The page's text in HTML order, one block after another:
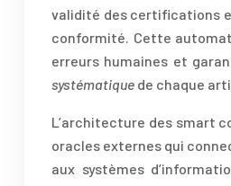
validité des certifications
conformité. Cette
erreurs humaines et
systématique de chaque
L’architecture des smart
oracles externes qui
aux systèmes